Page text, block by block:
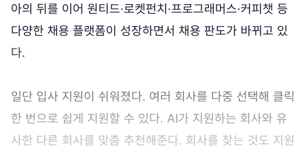
아의 뒤를 이어 원티드·로켓펀치·프로그래머스·커피챗 등
다양한 채용 플랫폼이 성장하면서 채용 판도가 바뀌고 있
다.
일단 입사 지원이 쉬워졌다. 여러 회사를 다중 선택해 클릭
한 번으로 쉽게 지원할 수 있다. AI가 지원하는 회사와 유
사한 다른 회사를 맞춤 추천해준다. 회사를 찾는 것도 지원